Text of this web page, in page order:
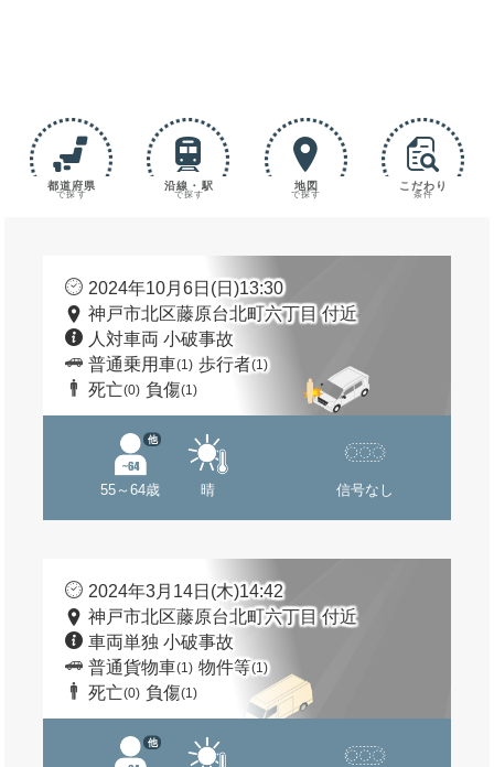
都道府県
で探す
沿線・駅
で探す
地図
で探す
こだわり
条件
2024年10月6日(日)13:30
神戸市北区藤原台北町六丁目 付近
人対車両 小破事故
普通乗用車(1) 歩行者(1)
死亡(0) 負傷(1)
55～64歳
他
晴 信号なし
2024年3月14日(木)14:42
神戸市北区藤原台北町六丁目 付近
車両単独 小破事故
普通貨物車(1) 物件等(1)
死亡(0) 負傷(1)
他